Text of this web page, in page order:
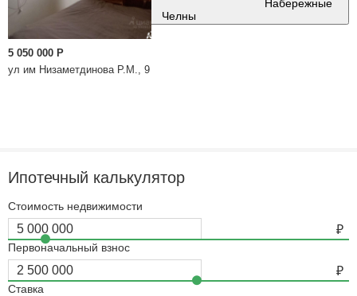
Набережные
Челны
5 050 000 Р
ул им Низаметдинова Р.М., 9
Ипотечный калькулятор
Стоимость недвижимости
Первоначальный взнос
Ставка